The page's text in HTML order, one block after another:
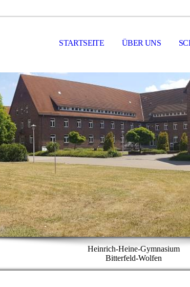
STARTSEITE ÜBER UNS
Heinrich-Heine-Gymnasium
Bitterfeld-Wolfen